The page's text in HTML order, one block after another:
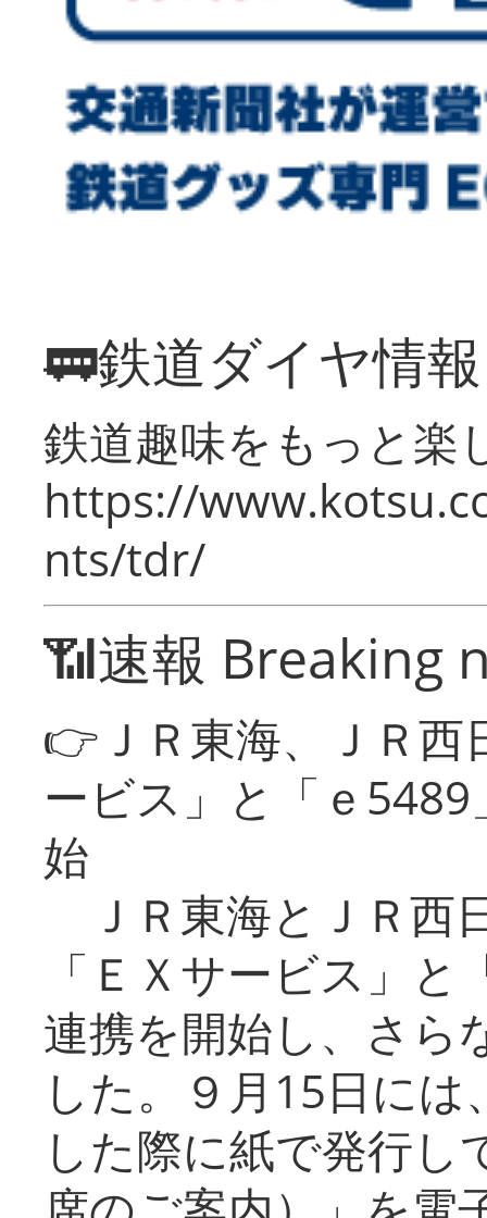
🚃鉄道ダイヤ情
鉄道趣味をもっと楽
https://
nts/tdr/
📶速報 Breaking
👉ＪＲ東海、ＪＲ
ービス」と「ｅ
始
ＪＲ東海とＪＲ西
「ＥＸサービス」
連携を開始し、さら
した。９月15日に
した際に紙で発行し